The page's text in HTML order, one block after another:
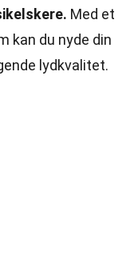
Med et
kan du nyde din
lydkvalitet.